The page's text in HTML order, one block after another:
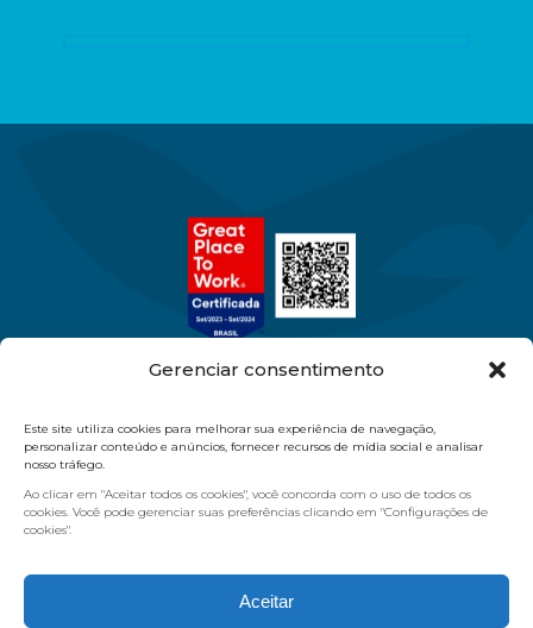
Gerenciar consentimento
Este site utiliza cookies para melhorar sua experiência de navegação,
personalizar conteúdo e anúncios, fornecer recursos de mídia social e analisar
nosso tráfego.
Ao clicar em "Aceitar todos os cookies", você concorda com o uso de todos os
cookies. Você pode gerenciar suas preferências clicando em "Configurações de
cookies".
Aceitar
11 2084.5454
11 97386-9570
R. Pereira Jácome, 26 - Moóca - São Paulo/SP